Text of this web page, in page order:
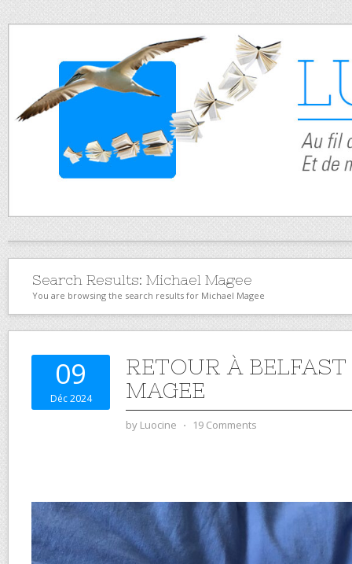
Search Results: Michael Magee
You are browsing the search results for Michael Magee
09
Déc 2024
RETOUR À
MAGEE
by Luocine ⋅ 19 Comments